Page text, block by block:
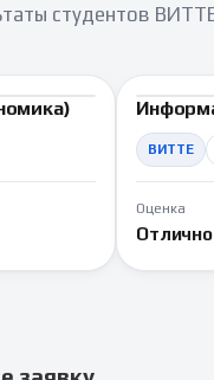
студентов
ВИТТЕ
Оценка
Отлично